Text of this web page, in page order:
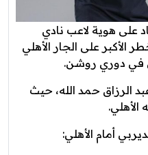
على هوية لاعب نادي
الأكبر على الجار الأهلي
في دوري روشن.
الرزاق حمد الله، حيث
الأهلي.
أمام الأهلي: